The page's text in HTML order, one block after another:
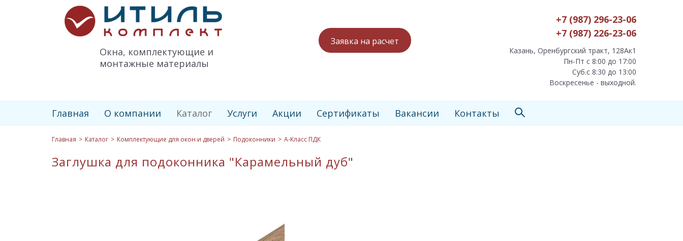
Итиль-
Комплект
logo
Окна, комплектующие и
монтажные материалы
Заявка на расчет
+7 (987) 296-23-06
+7 (987) 226-23-06
Казань, Оренбургский тракт, 128Ак1
Пн-Пт с 8:00 до 17:00
Суб.с 8:30 до 13:00
Воскресенье - выходной.
Главная О компании Каталог Услуги Акции Сертификаты Вакансии Контакты
Главная Каталог Комплектующие для окон и дверей Подоконники А-Класс ПДК
Заглушка для подоконника "Карамельный дуб"